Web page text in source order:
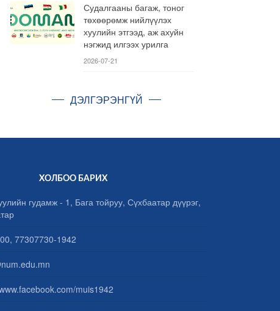
Судалгааны багаж, тоног
төхөөрөмж нийлүүлэх
хуулийн этгээд, аж ахуйн
нэгжид илгээх урилга
2026-07-21
ДЭЛГЭРЭНГҮЙ
ХОЛБОО БАРИХ
гудамж - 1, Бага тойруу, Сүхбаатар дүүрэг,
77307730-1942
muis1942